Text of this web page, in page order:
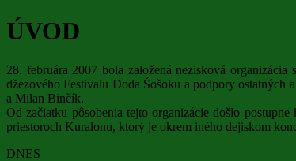
ÚVOD
28. februára 2007 bola založená nezisková
džezového Festivalu Doda Šošoku a podpory
a Milan Binčík.
Od začiatku pôsobenia tejto organizácie došlo
priestoroch Kuralonu, ktorý je okrem iného dejiskom
DNES